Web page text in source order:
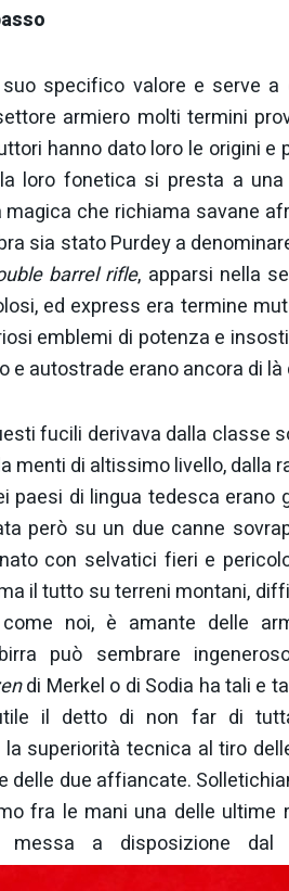
specifico valore e serve
armiero molti termini
hanno dato loro le origini e
loro fonetica si presta a
magica che richiama savane
sia stato Purdey a
barrel rifle, apparsi nella
ed express era termine
emblemi di potenza e
e autostrade erano ancora di là
fucili derivava dalla classe
menti di altissimo livello,
paesi di lingua tedesca erano
però su un due canne
con selvatici fieri e
il tutto su terreni montani,
noi, è amante delle
può sembrare
di Merkel o di Sodia ha tali e
il detto di non far di
superiorità tecnica al tiro
delle due affiancate.
fra le mani una delle ultime
messa a disposizione